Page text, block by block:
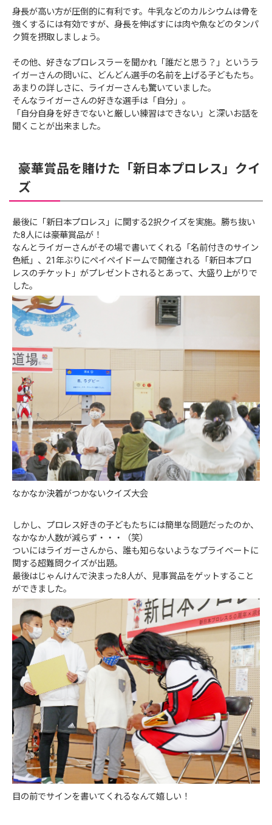
身長が高い方が圧倒的に有利です。牛乳などのカルシウムは骨を
強くするには有効ですが、身長を伸ばすには肉や魚などのタンパ
ク質を摂取しましょう。
その他、好きなプロレスラーを聞かれ「誰だと思う？」というラ
イガーさんの問いに、どんどん選手の名前を上げる子どもたち。
あまりの詳しさに、ライガーさんも驚いていました。
そんなライガーさんの好きな選手は「自分」。
「自分自身を好きでないと厳しい練習はできない」と深いお話を
聞くことが出来ました。
豪華賞品を賭けた「新日本プロレス」クイ
ズ
最後に「新日本プロレス」に関する2択クイズを実施。勝ち抜い
た8人には豪華賞品が！
なんとライガーさんがその場で書いてくれる「名前付きのサイン
色紙」、21年ぶりにペイペイドームで開催される「新日本プロ
レスのチケット」がプレゼントされるとあって、大盛り上がりで
した。
なかなか決着がつかないクイズ大会
しかし、プロレス好きの子どもたちには簡単な問題だったのか、
なかなか人数が減らず・・・（笑）
ついにはライガーさんから、誰も知らないようなプライベートに
関する超難問クイズが出題。
最後はじゃんけんで決まった8人が、見事賞品をゲットすること
ができました。
目の前でサインを書いてくれるなんて嬉しい！